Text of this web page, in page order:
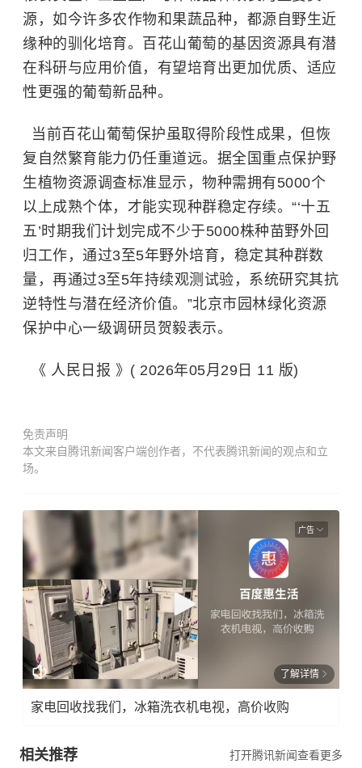
源，如今许多农作物和果蔬品种，都源自野生近
缘种的驯化培育。百花山葡萄的基因资源具有潜
在科研与应用价值，有望培育出更加优质、适应
性更强的葡萄新品种。
当前百花山葡萄保护虽取得阶段性成果，但恢
复自然繁育能力仍任重道远。据全国重点保护野
生植物资源调查标准显示，物种需拥有5000个
以上成熟个体，才能实现种群稳定存续。“‘十五
五’时期我们计划完成不少于5000株种苗野外回
归工作，通过3至5年野外培育，稳定其种群数
量，再通过3至5年持续观测试验，系统研究其抗
逆特性与潜在经济价值。”北京市园林绿化资源
保护中心一级调研员贺毅表示。
《 人民日报 》( 2026年05月29日 11 版)
免责声明
本文来自腾讯新闻客户端创作者，不代表腾讯新闻的观点和立
场。
广告
了解详情
家电回收找我们，冰箱洗衣机电视，高价收购
相关推荐 打开腾讯新闻查看更多